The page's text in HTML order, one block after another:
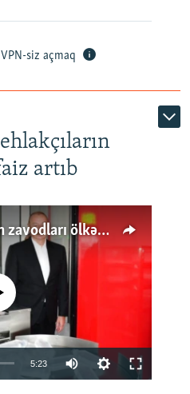
VPN-siz açmaq
artıb
Ard-arda açılan dərman zavodları ölkənin tələbatını ödəyirmi?
available
5:23